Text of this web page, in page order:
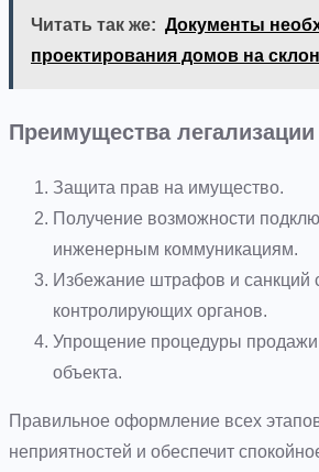
Читать так же: Документы
проектирования домов на
Преимущества легализации
Защита прав на имущество.
Получение возможности
инженерным коммуникациям.
Избежание штрафов и санкций
контролирующих органов.
Упрощение процедуры продажи
объекта.
Правильное оформление всех
неприятностей и обеспечит